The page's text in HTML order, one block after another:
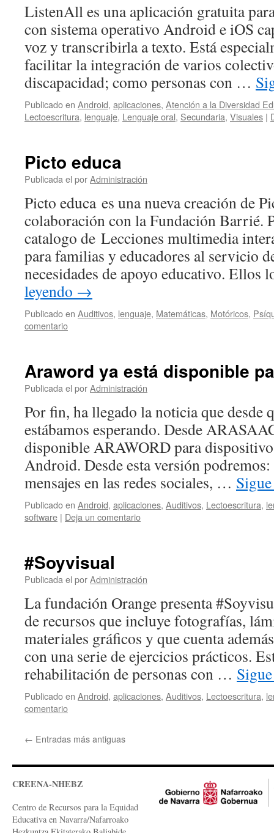
ListenAll es una aplicación gratuita
con sistema operativo Android e iOS
voz y transcribirla a texto. Está
facilitar la integración de varios
discapacidad; como personas con …
Publicado en Android, aplicaciones, Atención a la Diversidad
Lectoescritura, lenguaje, Lenguaje oral, Secundaria, Visuales |
Picto educa
Publicada el porAdministración
Picto educa es una nueva creación de
colaboración con la Fundación Barrié.
catalogo de Lecciones multimedia
para familias y educadores al servicio
necesidades de apoyo educativo.
leyendo →
Publicado en Auditivos, lenguaje, Matemáticas, Motóricos,
comentario
Araword ya está disponible
Publicada el porAdministración
Por fin, ha llegado la noticia que desde
estábamos esperando. Desde
disponible ARAWORD para
Android. Desde esta versión
mensajes en las redes sociales, …
Publicado en Android, aplicaciones, Auditivos, Lectoescritura,
software | Deja un comentario
#Soyvisual
Publicada el porAdministración
La fundación Orange presenta
de recursos que incluye fotografías,
materiales gráficos y que cuenta
con una serie de ejercicios prácticos.
rehabilitación de personas con …
Publicado en Android, aplicaciones, Auditivos, Lectoescritura,
comentario
← Entradas más antiguas
CREENA-NHEBZ
Centro de Recursos para la Equidad
Educativa en Navarra/Nafarroako